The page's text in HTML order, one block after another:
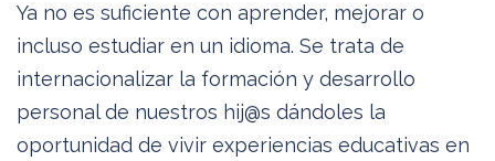
Ya no es suficiente con aprender, mejorar o
incluso estudiar en un idioma. Se trata de
internacionalizar la formación y desarrollo
personal de nuestros hij@s dándoles la
oportunidad de vivir experiencias educativas en